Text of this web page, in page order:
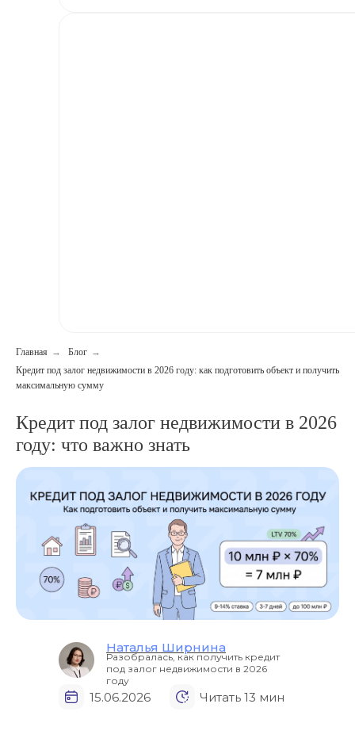
Главная → Блог →
Кредит под залог недвижимости в 2026 году: как подготовить объект и получить
максимальную сумму
Кредит под залог недвижимости в 2026
году: что важно знать
15.06.2026 Читать 13 мин
Разобралась, как получить кредит
под залог недвижимости в 2026
году
Наталья Ширнина